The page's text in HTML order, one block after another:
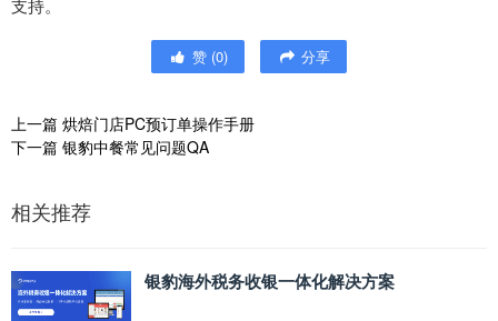
支持。
赞 (0) 分享
上一篇 烘焙门店PC预订单操作手册
下一篇 银豹中餐常见问题QA
相关推荐
银豹海外税务收银一体化解决方案